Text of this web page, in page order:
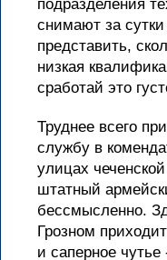
подразделения
снимают за
представить,
низкая
сработай это
Труднее всего
службу в
улицах
штатный
бессмысленно.
Грозном
и саперное